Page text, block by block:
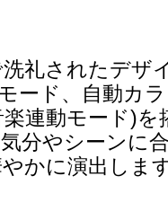
礼されたデザ
ード、自動カ
連動モード)
分やシーンに
かに演出しま